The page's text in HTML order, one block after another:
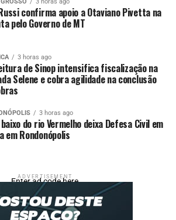
CONTRA CUMPREM
DESTAQUE
MANDADO
POLÍCIA
PRISÃO
sexual em voo
abrem Carnaval com enredos
confirma apoio a Otaviano Pivetta na
pelo Governo de MT
3 horas ago
de Sinop intensifica fiscalização na
Selene e cobra agilidade na conclusão
3 horas ago
do rio Vermelho deixa Defesa Civil em
em Rondonópolis
ADVERTISEMENT
Enter ad code here